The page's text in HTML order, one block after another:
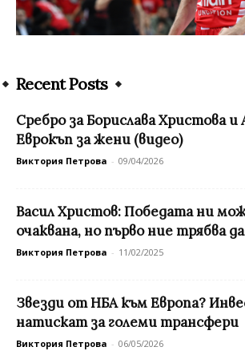
Recent Posts
Сребро за Борислава Христова
Еврокъп за жени (видео)
Виктория Петрова - 09/04/2026
Васил Христов: Победата ни
очаквана, но първо ние трябва
Виктория Петрова - 11/02/2025
Звезди от НБА към Европа?
натискат за големи трансфери
Виктория Петрова - 06/05/2026